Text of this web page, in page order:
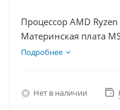
Процессор AMD
Материнская плата
RTX 3050 8Гб, Память
Подробнее
Нет в наличии